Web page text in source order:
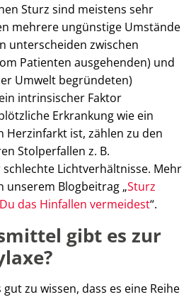
Sturz sind meistens sehr
mehrere ungünstige Umstände
unterscheiden zwischen
Patienten ausgehenden) und
Umwelt begründeten)
intrinsischer Faktor
Erkrankung wie ein
Herzinfarkt ist, zählen zu den
Stolperfallen z. B.
Lichtverhältnisse. Mehr
unserem Blogbeitrag „Sturz
das Hinfallen vermeidest“.
gibt es zur
zu wissen, dass es eine Reihe